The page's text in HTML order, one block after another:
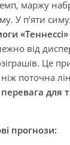
маржу
У п’яти
«Теннессі»
від
Це
ніж поточна
для
прогнози: